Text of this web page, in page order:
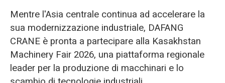
Mentre l'Asia centrale continua ad accelerare la
sua modernizzazione industriale, DAFANG
CRANE è pronta a partecipare alla Kasakhstan
Machinery Fair 2026, una piattaforma regionale
leader per la produzione di macchinari e lo